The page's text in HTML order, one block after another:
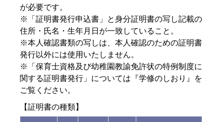
が必要です。
※「証明書発行申込書」と身分証明書の写し記載の
住所・氏名・生年月日が一致していること。
※本人確認書類の写しは、本人確認のための証明書
発行以外には使用いたしません。
※「保育士資格及び幼稚園教諭免許状の特例制度に
関する証明書発行」については『学修のしおり』を
ご覧ください。
【証明書の種類】